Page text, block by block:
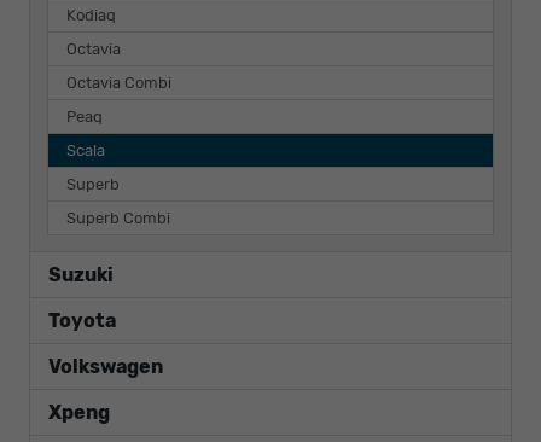
Kodiaq
Octavia
Octavia Combi
Peaq
Scala
Superb
Superb Combi
Suzuki
Toyota
Volkswagen
Xpeng